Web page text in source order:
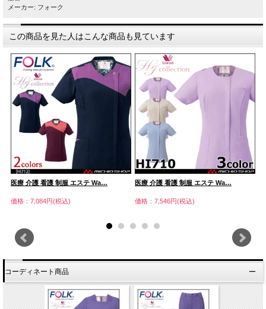
メーカー: フォーク
この商品を見た人はこんな商品も見ています
医療 介護 看護 制服 エステ Wa…
価格：7,084円(税込)
医療 介護 看護 制服 エステ Wa…
価格：7,546円(税込)
コーディネート商品